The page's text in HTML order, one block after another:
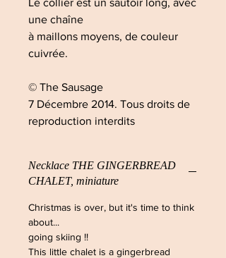
Le collier est un sautoir long, avec
une chaîne
à maillons moyens, de couleur
cuivrée.
© The Sausage
7 Décembre 2014. Tous droits de
reproduction interdits
Necklace THE GINGERBREAD
CHALET, miniature
Christmas is over, but it's time to think
about...
going skiing !!
This little chalet is a gingerbread